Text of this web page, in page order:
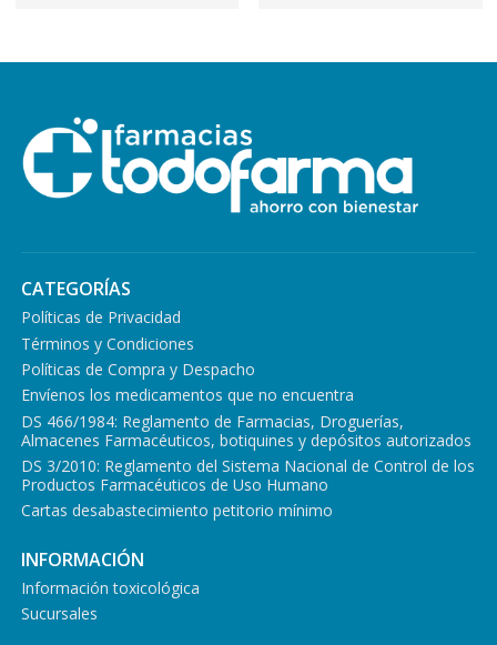
CATEGORÍAS
Políticas de Privacidad
Términos y Condiciones
Políticas de Compra y Despacho
Envíenos los medicamentos que no encuentra
DS 466/1984: Reglamento de Farmacias, Droguerías,
Almacenes Farmacéuticos, botiquines y depósitos autorizados
DS 3/2010: Reglamento del Sistema Nacional de Control de los
Productos Farmacéuticos de Uso Humano
Cartas desabastecimiento petitorio mínimo
INFORMACIÓN
Información toxicológica
Sucursales